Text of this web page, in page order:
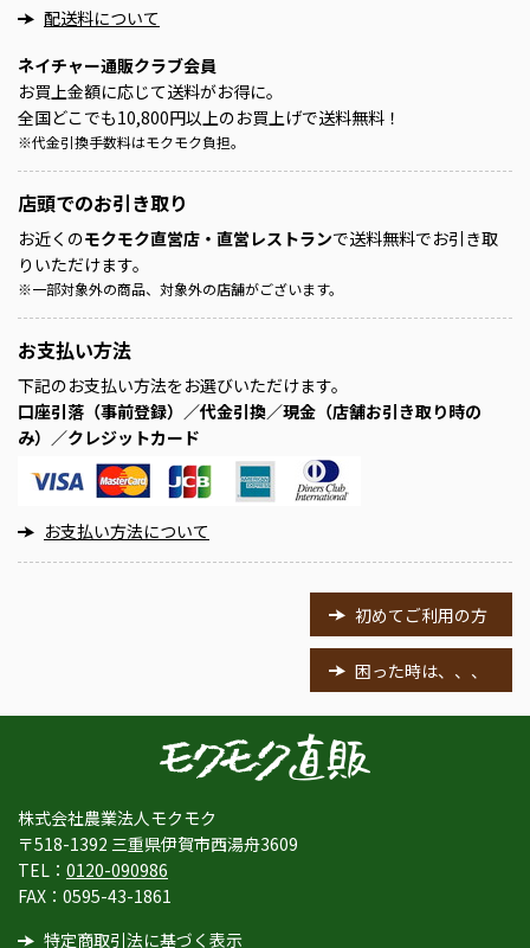
配送料について
ネイチャー通販クラブ会員
お買上金額に応じて送料がお得に。
全国どこでも10,800円以上のお買上げで送料無料！
※代金引換手数料はモクモク負担。
店頭でのお引き取り
お近くのモクモク直営店・直営レストランで送料無料でお引き取
りいただけます。
※一部対象外の商品、対象外の店舗がございます。
お支払い方法
下記のお支払い方法をお選びいただけます。
口座引落（事前登録）／代金引換／現金（店舗お引き取り時の
み）／クレジットカード
お支払い方法について
初めてご利用の方
困った時は、、、
株式会社農業法人モクモク
〒518-1392 三重県伊賀市西湯舟3609
TEL： 0120-090986
FAX：0595-43-1861
特定商取引法に基づく表示